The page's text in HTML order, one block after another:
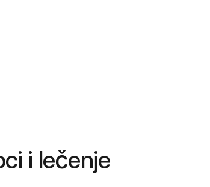
i lečenje